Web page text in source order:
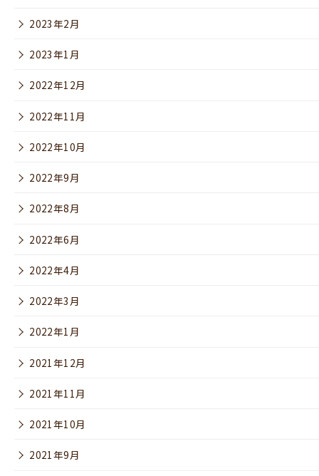
2023年2月
2023年1月
2022年12月
2022年11月
2022年10月
2022年9月
2022年8月
2022年6月
2022年4月
2022年3月
2022年1月
2021年12月
2021年11月
2021年10月
2021年9月